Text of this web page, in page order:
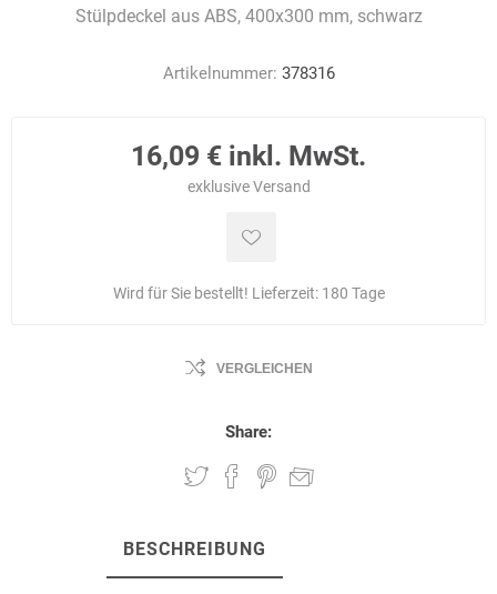
Stülpdeckel aus ABS, 400x300 mm, schwarz
Artikelnummer: 378316
16,09 € inkl. MwSt.
exklusiveVersand
Wird für Sie bestellt! Lieferzeit: 180 Tage
VERGLEICHEN
Share:
BESCHREIBUNG